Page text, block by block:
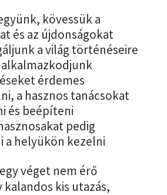
kövessük a
és az újdonságokat
a világ történéseire
alkalmazkodjunk
érdemes
a hasznos tanácsokat
és beépíteni
pedig
a helyükön kezelni
véget nem érő
kis utazás,